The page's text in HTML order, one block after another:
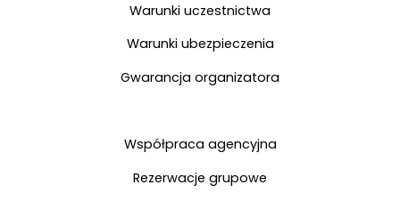
Warunki uczestnictwa
Warunki ubezpieczenia
Gwarancja organizatora
Współpraca agencyjna
Rezerwacje grupowe